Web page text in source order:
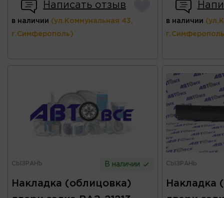
Написать отзыв
в наличии (ул.Коммунальная 43,
г.Симферополь)
в наличии
СЫЗРАНЬ В наличии
Накладка (облицовка)
СЫЗРАНЬ
Накладка